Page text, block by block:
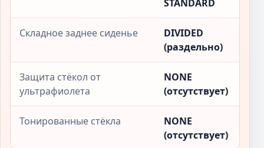
STANDARD
Складное заднее сиденье
DIVIDED
(раздельно)
Защита стёкол от
ультрафиолета
NONE
(отсутствует)
Тонированные стёкла
NONE
(отсутствует)